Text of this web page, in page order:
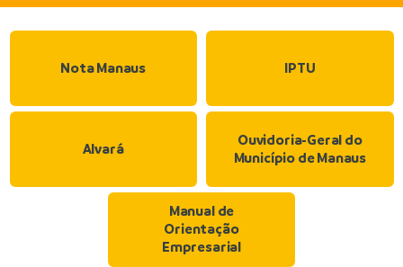
Nota Manaus IPTU
Alvará
Ouvidoria-Geral do
Município de Manaus
Manual de
Orientação
Empresarial